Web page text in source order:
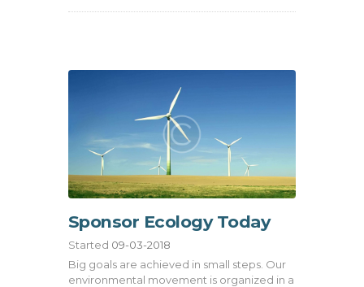
Sponsor Ecology Today
Started 09-03-2018
Big goals are achieved in small steps. Our
environmental movement is organized in a